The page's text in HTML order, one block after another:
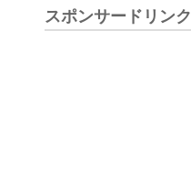
スポンサードリンク